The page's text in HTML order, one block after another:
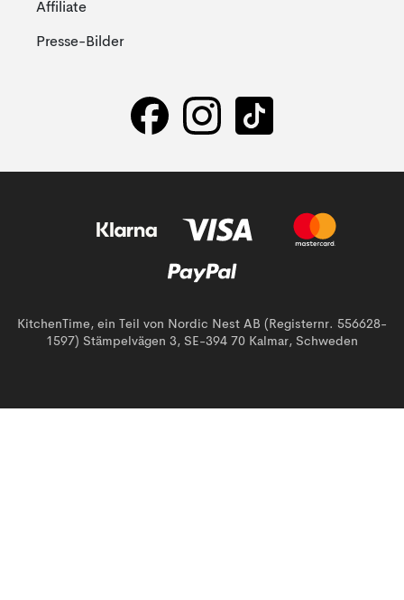
Affiliate
Presse-Bilder
KitchenTime, ein Teil von Nordic Nest AB (Registernr. 556628-
1597) Stämpelvägen 3, SE-394 70 Kalmar, Schweden